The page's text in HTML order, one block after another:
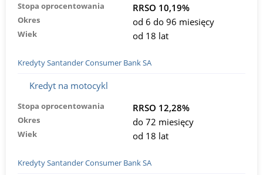
Stopa oprocentowania RRSO 10,19%
Okres od 6 do 96 miesięcy
Wiek od 18 lat
Kredyty Santander Consumer Bank SA
Kredyt na motocykl
Stopa oprocentowania RRSO 12,28%
Okres do 72 miesięcy
Wiek od 18 lat
Kredyty Santander Consumer Bank SA